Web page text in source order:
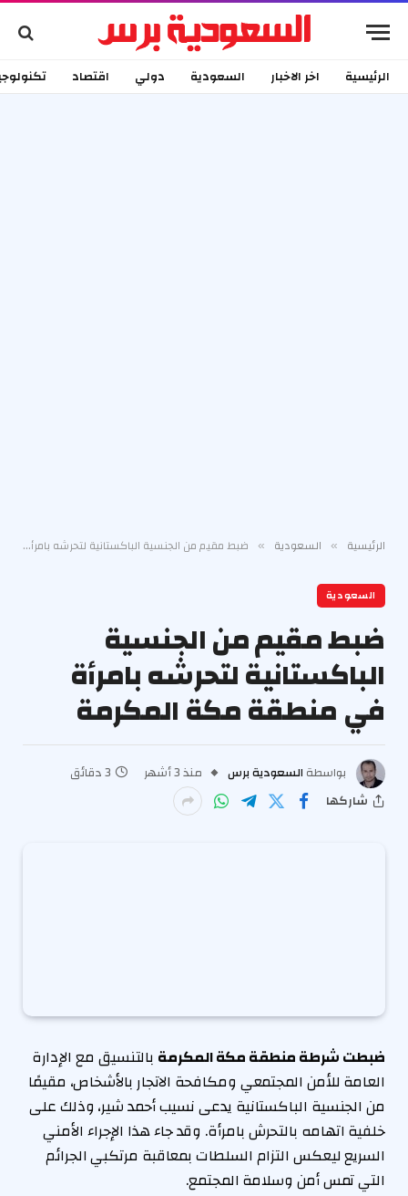
الرئيسية اخر الاخبار السعودية دولي اقتصاد
الرئيسية » السعودية » ضبط مقيم من الجنسية الباكستانية لتحرشه بامرأة في منطقة مكة المكرمة
السعودية
ضبط مقيم من الجنسية
الباكستانية لتحرشه بامرأة
في منطقة مكة المكرمة
بواسطة السعودية برس منذ 3 أشهر
3 دقائق
شاركها
ضبطت شرطة منطقة مكة المكرمة بالتنسيق مع الإدارة
العامة للأمن المجتمعي ومكافحة الاتجار بالأشخاص، مقيمًا
من الجنسية الباكستانية يدعى نسيب أحمد شير، وذلك على
خلفية اتهامه بالتحرش بامرأة. وقد جاء هذا الإجراء الأمني
السريع ليعكس التزام السلطات بمعاقبة مرتكبي الجرائم
التي تمس أمن وسلامة المجتمع.